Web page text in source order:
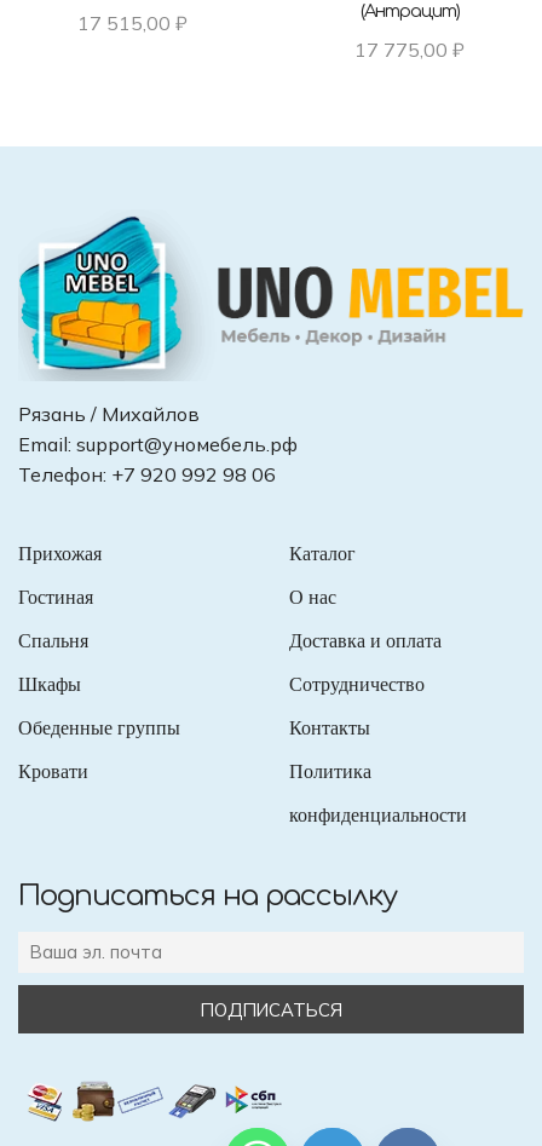
17 515,00 ₽
(антрацит)
17 775,00 ₽
Рязань / Михайлов
Email: support@уномебель.рф
Телефон: +7 920 992 98 06
Прихожая
Гостиная
Спальня
Шкафы
Обеденные группы
Кровати
Каталог
О нас
Доставка и оплата
Сотрудничество
Контакты
Политика
конфиденциальности
Подписаться на рассылку